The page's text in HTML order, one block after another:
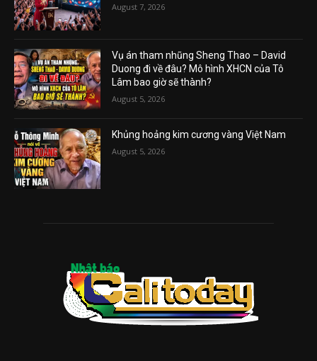
August 7, 2026
Vụ án tham nhũng Sheng Thao – David
Duong đi về đâu? Mô hình XHCN của Tô
Lâm bao giờ sẽ thành?
August 5, 2026
Khủng hoảng kim cương vàng Việt Nam
August 5, 2026